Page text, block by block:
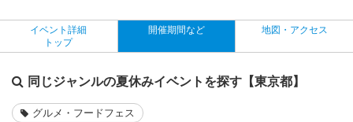
イベント詳細
トップ
開催期間など 地図・アクセス
同じジャンルの夏休みイベントを探す【東京都】
グルメ・フードフェス